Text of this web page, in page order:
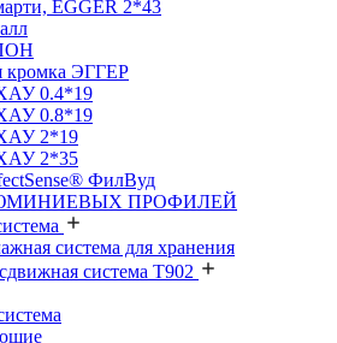
EGGER 2*43
кромка ЭГГЕР
0.4*19
0.8*19
2*19
2*35
ФилВуд
ПРОФИЛЕЙ
система для хранения
система Т902